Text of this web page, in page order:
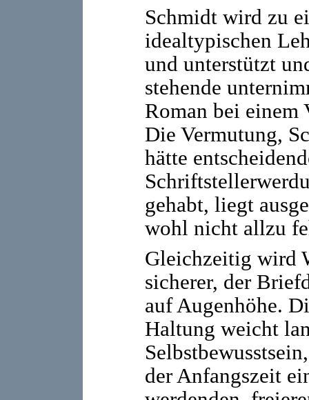
Schmidt wird zu
idealtypischen
und unterstützt
stehende
Roman bei einem
Die Vermutung,
hätte
gehabt, liegt
wohl nicht allzu
Gleichzeitig wird
sicherer, der
auf Augenhöhe.
Haltung weicht
der Anfangszeit